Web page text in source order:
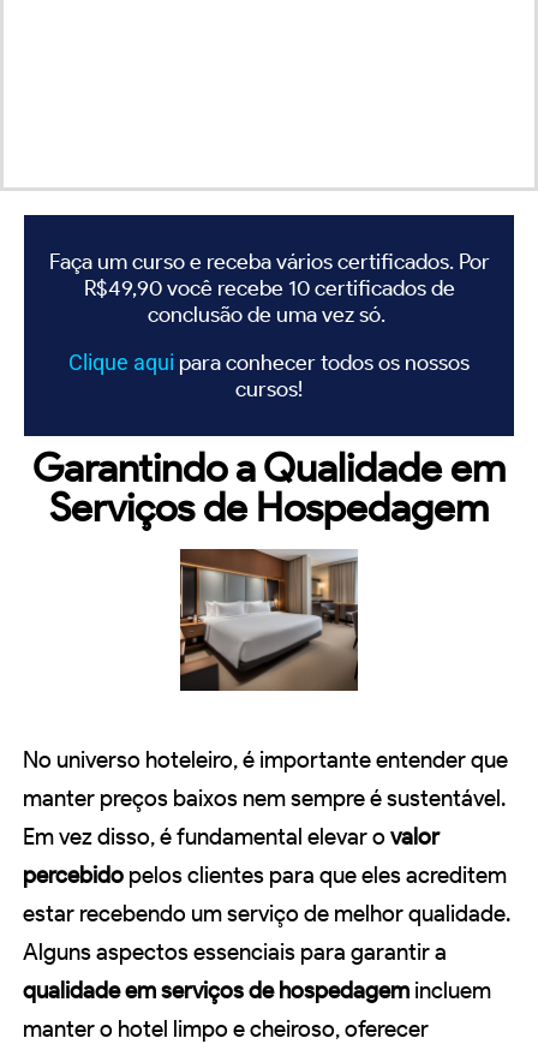
Faça um curso e receba vários certificados. Por
R$49,90 você recebe 10 certificados de
conclusão de uma vez só.
Clique aqui para conhecer todos os nossos
cursos!
Garantindo a Qualidade em
Serviços de Hospedagem
No universo hoteleiro, é importante entender que
manter preços baixos nem sempre é sustentável.
Em vez disso, é fundamental elevar o valor
percebido pelos clientes para que eles acreditem
estar recebendo um serviço de melhor qualidade.
Alguns aspectos essenciais para garantir a
qualidade em serviços de hospedagem incluem
manter o hotel limpo e cheiroso, oferecer